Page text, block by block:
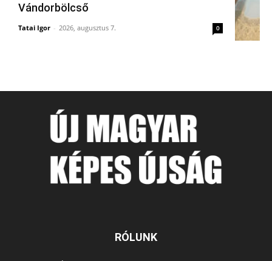
Vándorbölcső
Tatai Igor - 2026, augusztus 7. 0
RÓLUNK